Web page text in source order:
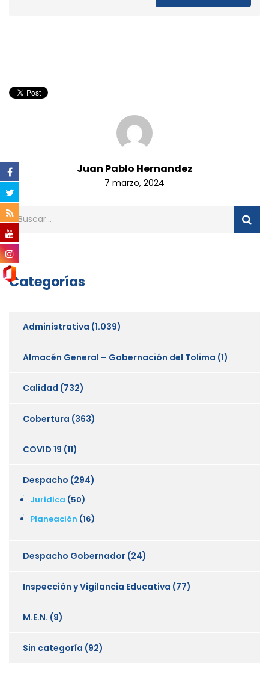
Juan Pablo Hernandez
7 marzo, 2024
Categorías
Administrativa (1.039)
Almacén General – Gobernación del Tolima (1)
Calidad (732)
Cobertura (363)
COVID 19 (11)
Despacho (294)
Juridica (50)
Planeación (16)
Despacho Gobernador (24)
Inspección y Vigilancia Educativa (77)
M.E.N. (9)
Sin categoría (92)